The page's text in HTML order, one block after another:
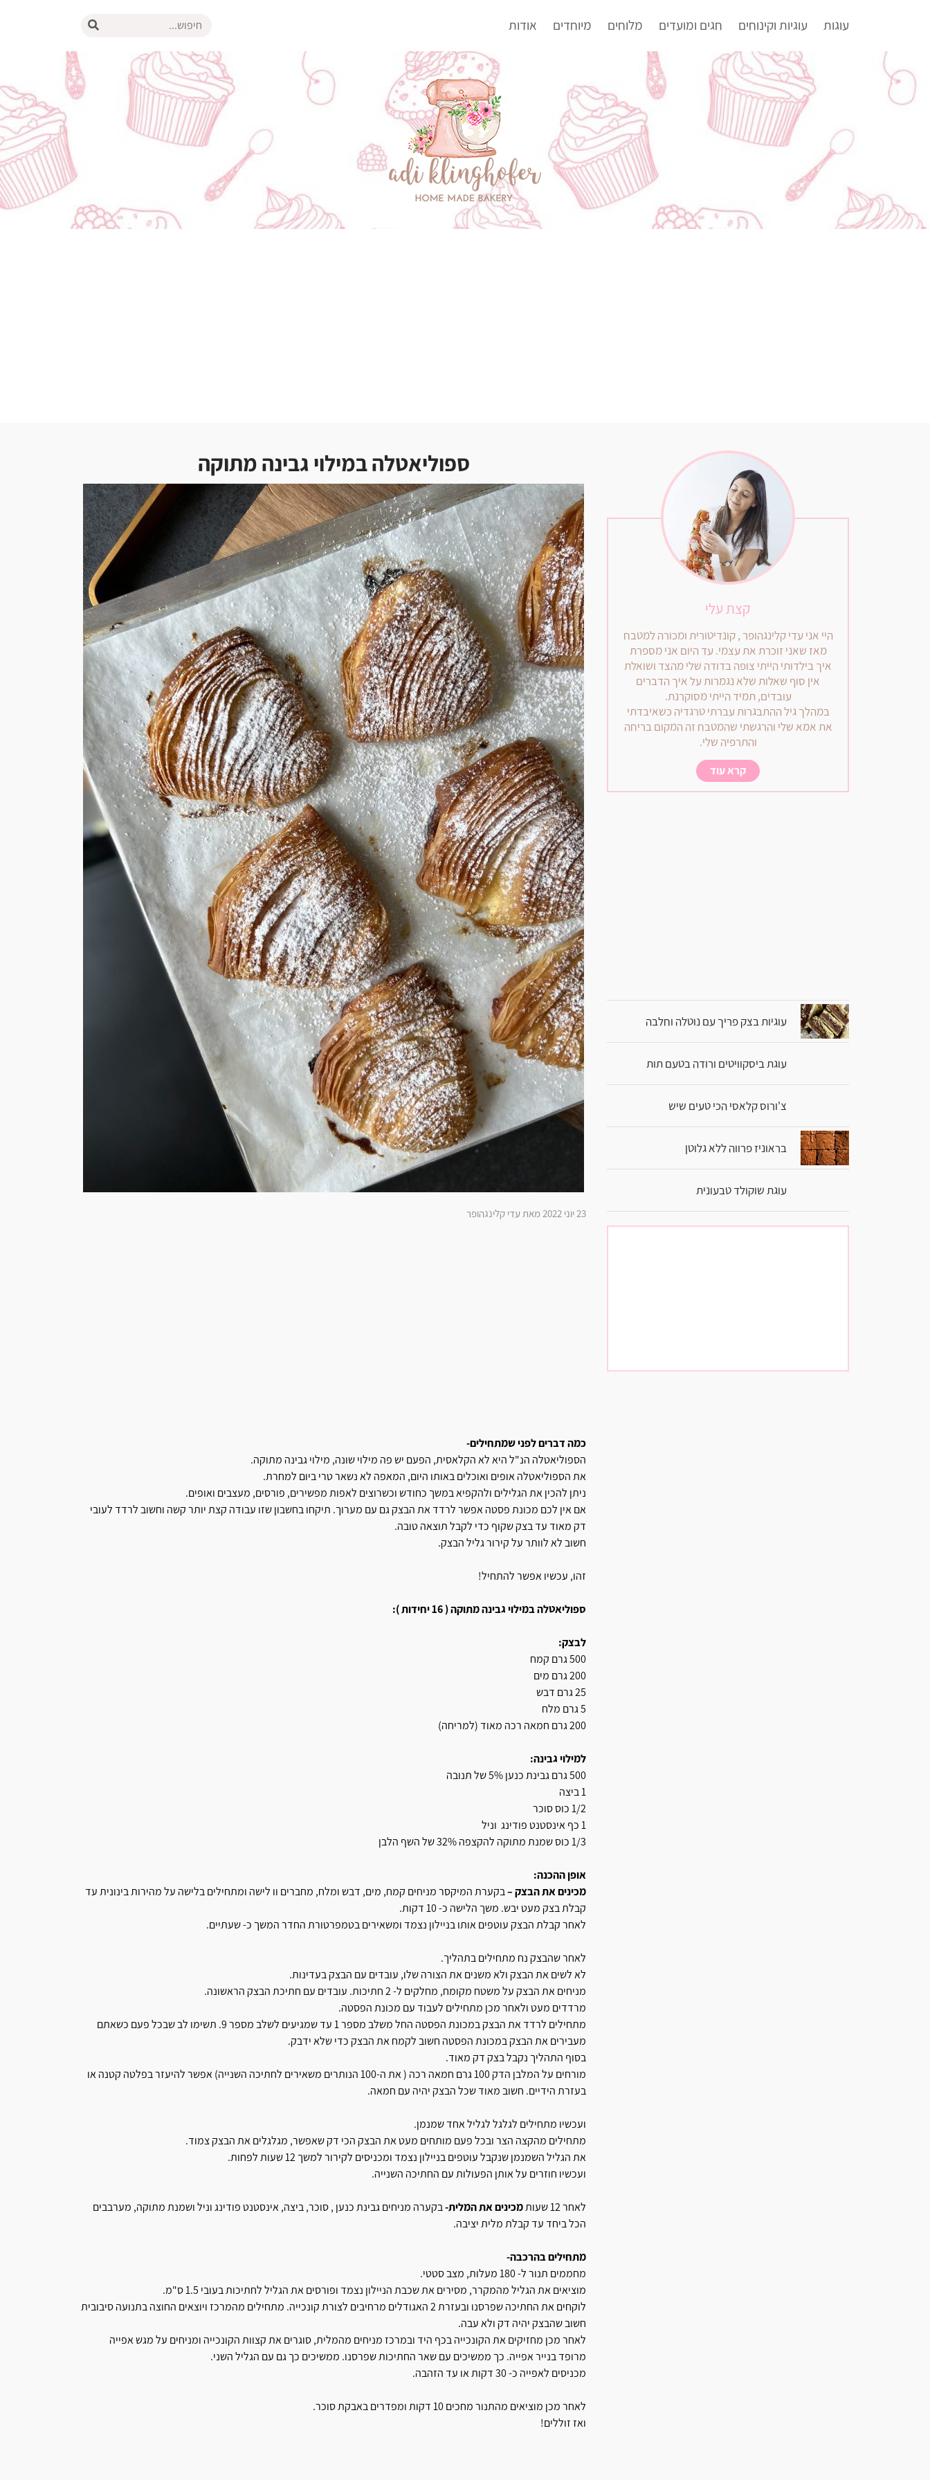
עוגות עוגיות וקינוחים חגים ומועדים מלוחים מיוחדים אודות
קצת עלי
היי אני עדי קלינגהופר , קונדיטורית ומכורה למטבח
מאז שאני זוכרת את עצמי. עד היום אני מספרת
איך בילדותי הייתי צופה בדודה שלי מהצד ושואלת
אין סוף שאלות שלא נגמרות על איך הדברים
עובדים, תמיד הייתי מסוקרנת.
במהלך גיל ההתבגרות עברתי טרגדיה כשאיבדתי
את אמא שלי והרגשתי שהמטבח זה המקום בריחה
והתרפיה שלי.
קרא עוד
עוגיות בצק פריך עם נוטלה וחלבה
עוגת ביסקוויטים ורודה בטעם תות
צ'ורוס קלאסי הכי טעים שיש
בראוניז פרווה ללא גלוטן
עוגת שוקולד טבעונית
ספוליאטלה במילוי גבינה מתוקה
23 יוני 2022 מאת עדי קלינגהופר
כמה דברים לפני שמתחילים-
הספוליאטלה הנ"ל היא לא הקלאסית, הפעם יש פה מילוי שונה, מילוי גבינה מתוקה.
את הספוליאטלה אופים ואוכלים באותו היום, המאפה לא נשאר טרי ביום למחרת.
ניתן להכין את הגלילים ולהקפיא במשך כחודש וכשרוצים לאפות מפשירים, פורסים, מעצבים ואופים.
אם אין לכם מכונת פסטה אפשר לרדד את הבצק גם עם מערוך. תיקחו בחשבון שזו עבודה קצת יותר קשה וחשוב לרדד לעובי
דק מאוד עד בצק שקוף כדי לקבל תוצאה טובה.
חשוב לא לוותר על קירור גליל הבצק.
זהו, עכשיו אפשר להתחיל!
ספוליאטלה במילוי גבינה מתוקה ( 16 יחידות ):
לבצק:
500 גרם קמח
200 גרם מים
25 גרם דבש
5 גרם מלח
200 גרם חמאה רכה מאוד (למריחה)
למילוי גבינה:
500 גרם גבינת כנען 5% של תנובה
1 ביצה
1/2 כוס סוכר
1 כף אינסטנט פודינג וניל
1/3 כוס שמנת מתוקה להקצפה 32% של השף הלבן
אופן ההכנה:
מכינים את הבצק –בקערת המיקסר מניחים קמח, מים, דבש ומלח, מחברים וו לישה ומתחילים בלישה על מהירות בינונית עד
קבלת בצק מעט יבש. משך הלישה כ- 10 דקות.
לאחר קבלת הבצק עוטפים אותו בניילון נצמד ומשאירים בטמפרטורת החדר המשך כ- שעתיים.
לאחר שהבצק נח מתחילים בתהליך.
לא לשים את הבצק ולא משנים את הצורה שלו, עובדים עם הבצק בעדינות.
מניחים את הבצק על משטח מקומח, מחלקים ל- 2 חתיכות. עובדים עם חתיכת הבצק הראשונה.
מרדדים מעט ולאחר מכן מתחילים לעבוד עם מכונת הפסטה.
מתחילים לרדד את הבצק במכונת הפסטה החל משלב מספר 1 עד שמגיעים לשלב מספר 9. תשימו לב שבכל פעם כשאתם
מעבירים את הבצק במכונת הפסטה חשוב לקמח את הבצק כדי שלא ידבק.
בסוף התהליך נקבל בצק דק מאוד.
מורחים על המלבן הדק 100 גרם חמאה רכה ( את ה-100 הנותרים משאירים לחתיכה השנייה) אפשר להיעזר בפלטה קטנה או
בעזרת הידיים. חשוב מאוד שכל הבצק יהיה עם חמאה.
ועכשיו מתחילים לגלגל לגליל אחד שמנמן.
מתחילים מהקצה הצר ובכל פעם מותחים מעט את הבצק הכי דק שאפשר, מגלגלים את הבצק צמוד.
את הגליל השמנמן שנקבל עוטפים בניילון נצמד ומכניסים לקירור למשך 12 שעות לפחות.
ועכשיו חוזרים על אותן הפעולות עם החתיכה השנייה.
לאחר 12 שעות מכינים את המלית-בקערה מניחים גבינת כנען , סוכר, ביצה, אינסטנט פודינג וניל ושמנת מתוקה, מערבבים
הכל ביחד עד קבלת מלית יציבה.
מתחילים בהרכבה-
מחממים תנור ל- 180 מעלות, מצב סטטי.
מוציאים את הגליל מהמקרר, מסירים את שכבת הניילון נצמד ופורסים את הגליל לחתיכות בעובי 1.5 ס"מ.
לוקחים את החתיכה שפרסנו ובעזרת 2 האגודלים מרחיבים לצורת קונכייה. מתחילים מהמרכז ויוצאים החוצה בתנועה סיבובית
חשוב שהבצק יהיה דק ולא עבה.
לאחר מכן מחזיקים את הקונכייה בכף היד ובמרכז מניחים מהמלית, סוגרים את קצוות הקונכייה ומניחים על מגש אפייה
מרופד בנייר אפייה. כך ממשיכים עם שאר החתיכות שפרסנו. ממשיכים כך גם עם הגליל השני.
מכניסים לאפייה כ- 30 דקות או עד הזהבה.
לאחר מכן מוציאים מהתנור מחכים 10 דקות ומפדרים באבקת סוכר.
ואז זוללים!